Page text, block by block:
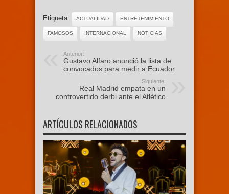
Etiqueta: ACTUALIDAD ENTRETENIMIENTO
FAMOSOS INTERNACIONAL NOTICIAS
Anterior:
Gustavo Alfaro anunció la lista de
convocados para medir a Ecuador
Siguiente:
Real Madrid empata en un
controvertido derbi ante el Atlético
ARTÍCULOS RELACIONADOS